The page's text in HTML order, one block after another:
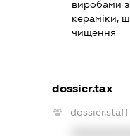
виробами
кераміки,
чищення
dossier.tax
dossier.staff